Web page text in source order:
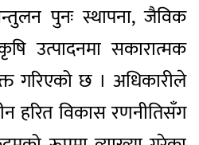
पुनः स्थापना, जैविक
उत्पादनमा सकारात्मक
गरिएको छ । अधिकारीले
हरित विकास रणनीतिसँग